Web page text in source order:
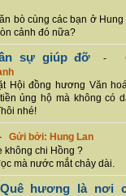
bò cùng các bạn ở Hung
cảnh đó nữa?
sự giúp đỡ -
Hội đồng hương Văn
ủng hộ mà không có
nhé!
Gửi bởi: Hung Lan
không chi Hồng ?
mà nước mắt chảy dài.
hương là nơi